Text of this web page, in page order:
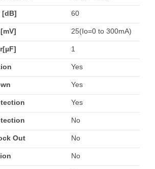
[dB] 60
25(Io=0 to 300mA)
1
Yes
Yes
Yes
No
Out No
No